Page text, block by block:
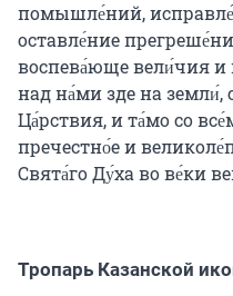
помышле́ний,
оставле́ние
воспева́юще вели́чия и
над на́ми зде на земли́,
Ца́рствия, и та́мо со
пречестно́е и
Свята́го Ду́ха во ве́ки
Тропарь Казанской